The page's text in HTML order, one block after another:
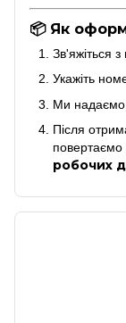
📦 Як
Зв'яжіться
Укажіть
Ми надаємо
Після
повертаємо
робочих